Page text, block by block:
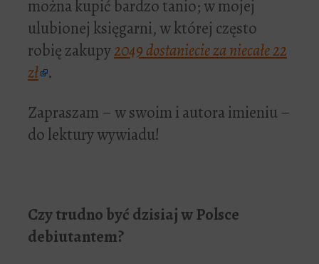
można kupić bardzo tanio; w mojej
ulubionej księgarni, w której często
robię zakupy2049dostaniecie za niecałe 22
zł .
Zapraszam – w swoim i autora imieniu –
do lektury wywiadu!
Czy trudno byćdzisiaj w Polsce
debiutantem?